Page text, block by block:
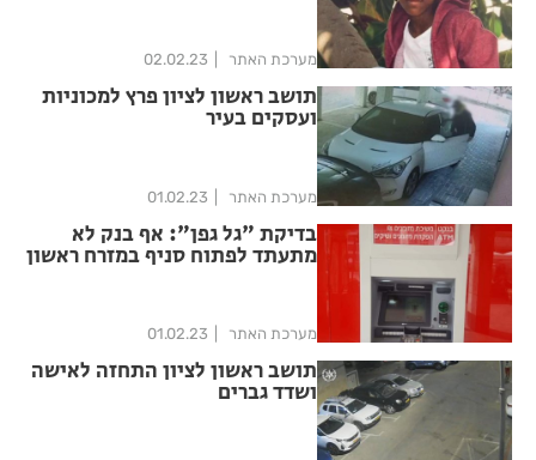
מערכת האתר 02.02.23
תושב ראשון לציון פרץ למכוניות
ועסקים בעיר
מערכת האתר 01.02.23
בדיקת "גל גפן": אף בנק לא
מתעתד לפתוח סניף במזרח ראשון
מערכת האתר 01.02.23
תושב ראשון לציון התחזה לאישה
ושדד גברים